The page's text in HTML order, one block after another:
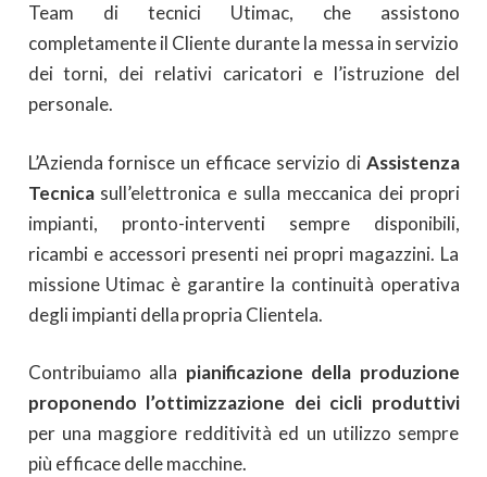
Team di tecnici Utimac, che assistono
completamente il Cliente durante la messa in servizio
dei torni, dei relativi caricatori e l’istruzione del
personale.
L’Azienda fornisce un efficace servizio diAssistenza
Tecnicasull’elettronica e sulla meccanica dei propri
impianti, pronto-interventi sempre disponibili,
ricambi e accessori presenti nei propri magazzini. La
missione Utimac è garantire la continuità operativa
degli impianti della propria Clientela.
Contribuiamo alla pianificazione della produzione
proponendo l’ottimizzazione dei cicli produttivi
per una maggiore redditività ed un utilizzo sempre
più efficace delle macchine.